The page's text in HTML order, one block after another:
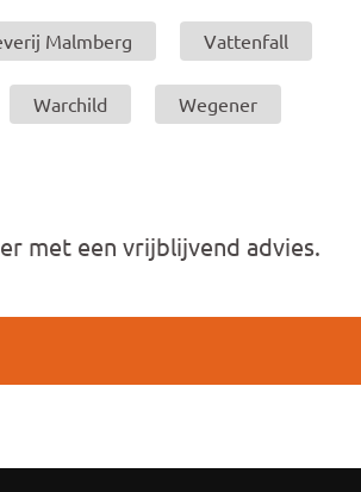
Malmberg Vattenfall
Warchild Wegener
met een vrijblijvend advies.